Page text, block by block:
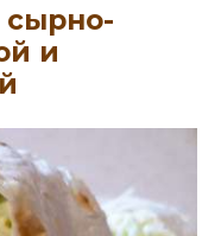
сырно-
и